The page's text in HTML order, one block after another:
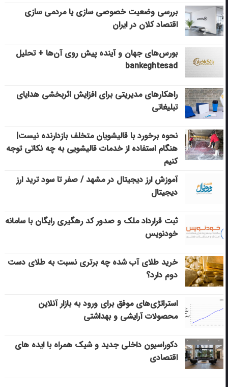
بررسی وضعیت خصوصی سازی یا مردمی سازی
اقتصاد کلان در ایران
بورس‌های جهان و آینده پیش روی آن‌ها + تحلیل
bankeghtesad
راهکارهای مدیریتی برای افزایش اثربخشی هدایای
تبلیغاتی
نحوه برخورد با قالیشویان متخلف بازدارنده نیست|
هنگام استفاده از خدمات قالیشویی به چه نکاتی توجه
کنیم
آموزش ارز دیجیتال در مشهد / صفر تا سود ترید ارز
دیجیتال
ثبت قرارداد ملک و صدور کد رهگیری رایگان با سامانه
خودنویس
خرید طلای آب شده چه برتری نسبت به طلای دست
دوم دارد؟
استراتژی‌های موفق برای ورود به بازار آنلاین
محصولات آرایشی و بهداشتی
دکوراسیون داخلی جدید و شیک همراه با ایده های
اقتصادی